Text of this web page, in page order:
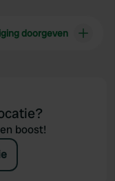
doorgeven
boost!